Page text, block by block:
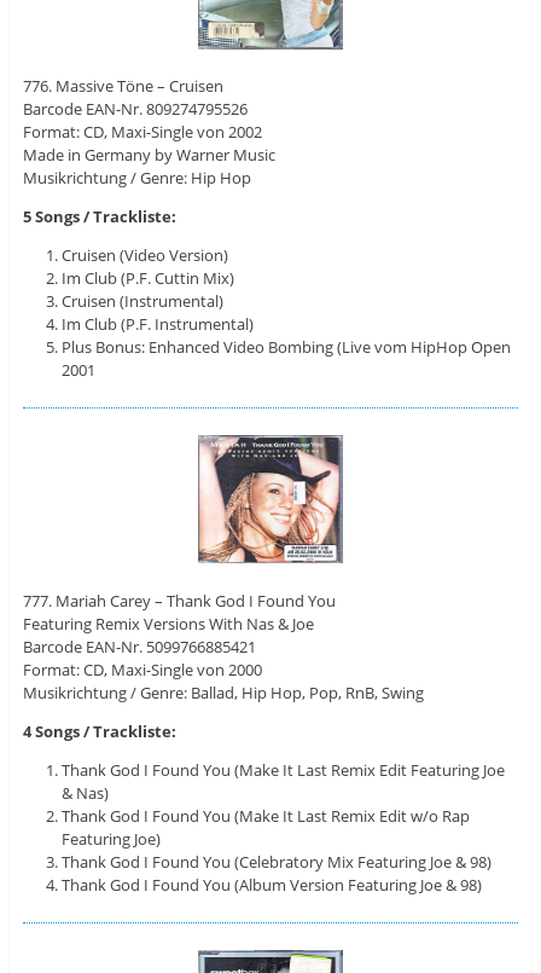
776. Massive Töne – Cruisen
Barcode EAN-Nr. 809274795526
Format: CD, Maxi-Single von 2002
Made in Germany by Warner Music
Musikrichtung / Genre: Hip Hop
5 Songs / Trackliste:
Cruisen (Video Version)
Im Club (P.F. Cuttin Mix)
Cruisen (Instrumental)
Im Club (P.F. Instrumental)
Plus Bonus: Enhanced Video Bombing (Live vom HipHop Open
2001
777. Mariah Carey – Thank God I Found You
Featuring Remix Versions With Nas & Joe
Barcode EAN-Nr. 5099766885421
Format: CD, Maxi-Single von 2000
Musikrichtung / Genre: Ballad, Hip Hop, Pop, RnB, Swing
4 Songs / Trackliste:
Thank God I Found You (Make It Last Remix Edit Featuring Joe
& Nas)
Thank God I Found You (Make It Last Remix Edit w/o Rap
Featuring Joe)
Thank God I Found You (Celebratory Mix Featuring Joe & 98)
Thank God I Found You (Album Version Featuring Joe & 98)